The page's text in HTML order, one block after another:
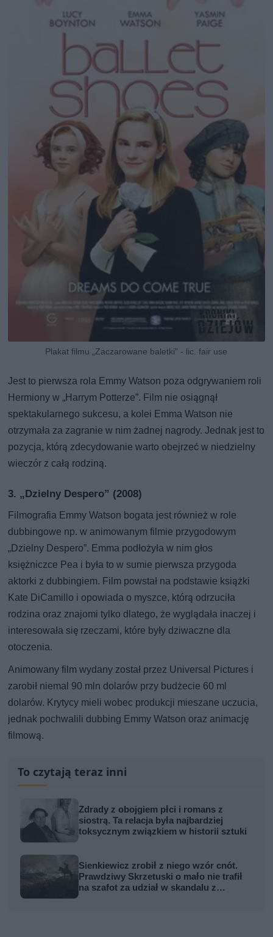
Plakat filmu „Zaczarowane baletki” - lic. fair use
Jest to pierwsza rola Emmy Watson poza odgrywaniem roli
Hermiony w „Harrym Potterze”. Film nie osiągnął
spektakularnego sukcesu, a kolei Emma Watson nie
otrzymała za zagranie w nim żadnej nagrody. Jednak jest to
pozycja, którą zdecydowanie warto obejrzeć w niedzielny
wieczór z całą rodziną.
3. „Dzielny Despero” (2008)
Filmografia Emmy Watson bogata jest również w role
dubbingowe np. w animowanym filmie przygodowym
„Dzielny Despero”. Emma podłożyła w nim głos
księżniczce Pea i była to w sumie pierwsza przygoda
aktorki z dubbingiem. Film powstał na podstawie książki
Kate DiCamillo i opowiada o myszce, którą odrzuciła
rodzina oraz znajomi tylko dlatego, że wyglądała inaczej i
interesowała się rzeczami, które były dziwaczne dla
otoczenia.
Animowany film wydany został przez Universal Pictures i
zarobił niemal 90 mln dolarów przy budżecie 60 ml
dolarów. Krytycy mieli wobec produkcji mieszane uczucia,
jednak pochwalili dubbing Emmy Watson oraz animację
filmową.
To czytają teraz inni
Zdrady z obojgiem płci i romans z
siostrą. Ta relacja była najbardziej
toksycznym związkiem w historii sztuki
Sienkiewicz zrobił z niego wzór cnót.
Prawdziwy Skrzetuski o mało nie trafił
na szafot za udział w skandalu z